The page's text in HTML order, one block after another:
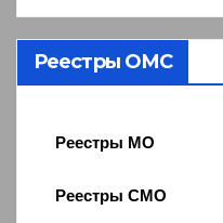
Реестры ОМС
Реестры МО
Реестры СМО